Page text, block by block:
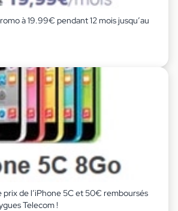
à 19.99€ pendant 12 mois jusqu’au
prix de l’iPhone 5C et 50€ remboursés
Telecom !